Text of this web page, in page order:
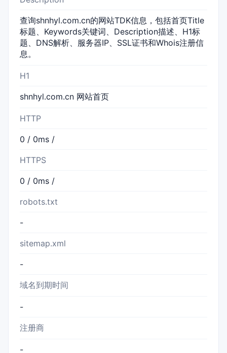
查询shnhyl.com.cn的网站TDK信息，包括首页Title
标题、Keywords关键词、Description描述、H1标
题、DNS解析、服务器IP、SSL证书和Whois注册信
息。
H1
shnhyl.com.cn 网站首页
HTTP
0 / 0ms /
HTTPS
0 / 0ms /
robots.txt
-
sitemap.xml
-
域名到期时间
-
注册商
-